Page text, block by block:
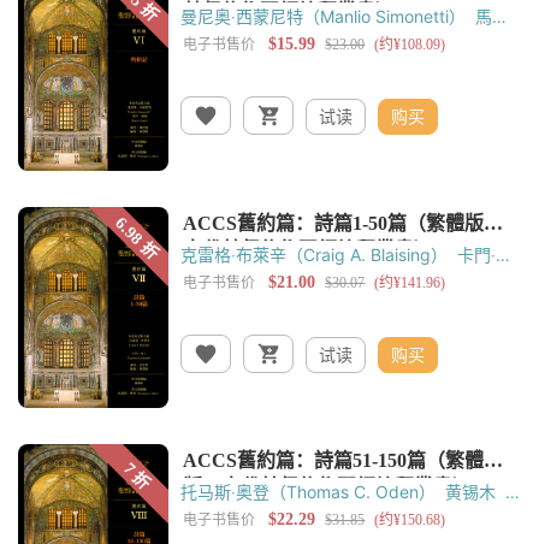
曼尼奥‧西蒙尼特（Manlio Simonetti）
馬可‧
康提（Marco Conti） 托馬斯‧奧登
黃錫木 黃嘉樑
试读 购买
克雷格‧布萊辛（Craig A. Blaising）
卡門‧哈
丁（Carmen S. Hardin）
托馬斯‧奧登
黃錫木 黃嘉樑
试读 购买
托马斯‧奥登（Thomas C. Oden）
黄锡木
弗朗西斯‧马丁（Francis Martin） 黄凤仪